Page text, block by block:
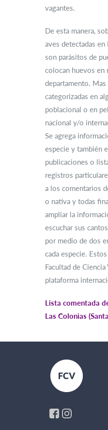
vagantes.
De esta manera,
aves detectadas
son parásitos de
colocan huevos en
departamento.
categorizadas en
poblacional o en
nacional y/o
Se agrega
especie y también
publicaciones o
registros
a los comentarios
o nativa y todas
ampliar la
escuchar sus
por medio de dos
cada especie.
Facultad de
plataforma
Lista comentada
Las Colonias